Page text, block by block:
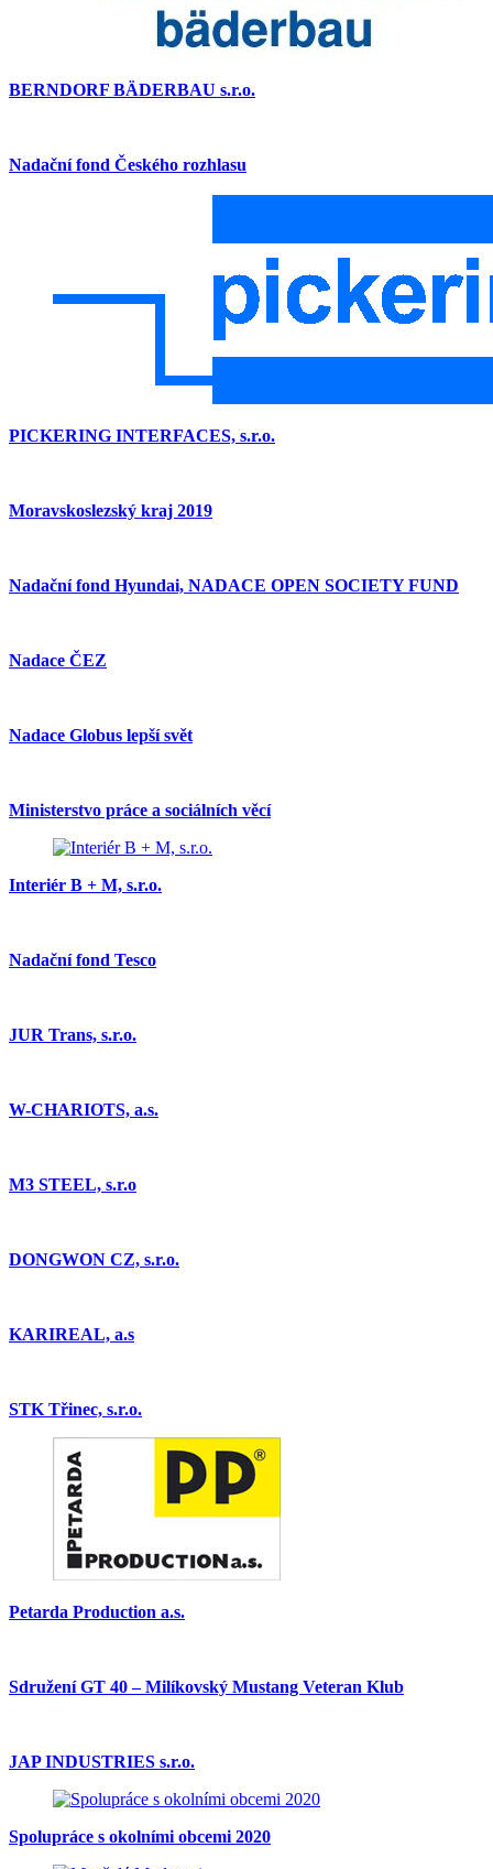
BERNDORF BÄDERBAU s.r.o.
Nadační fond Českého rozhlasu
PICKERING INTERFACES, s.r.o.
Moravskoslezský kraj 2019
Nadační fond Hyundai, NADACE OPEN SOCIETY FUND
Nadace ČEZ
Nadace Globus lepší svět
Ministerstvo práce a sociálních věcí
Interiér B + M, s.r.o.
Nadační fond Tesco
JUR Trans, s.r.o.
W-CHARIOTS, a.s.
M3 STEEL, s.r.o
DONGWON CZ, s.r.o.
KARIREAL, a.s
STK Třinec, s.r.o.
Petarda Production a.s.
Sdružení GT 40 – Milíkovský Mustang Veteran Klub
JAP INDUSTRIES s.r.o.
Spolupráce s okolními obcemi 2020